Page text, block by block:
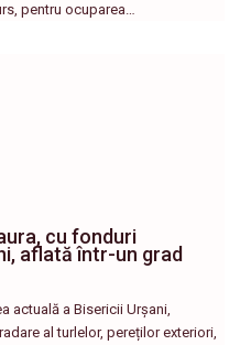
pentru ocuparea…
cu fonduri
aflată într-un grad
actuală a Bisericii Urșani,
al turlelor, pereților exteriori,